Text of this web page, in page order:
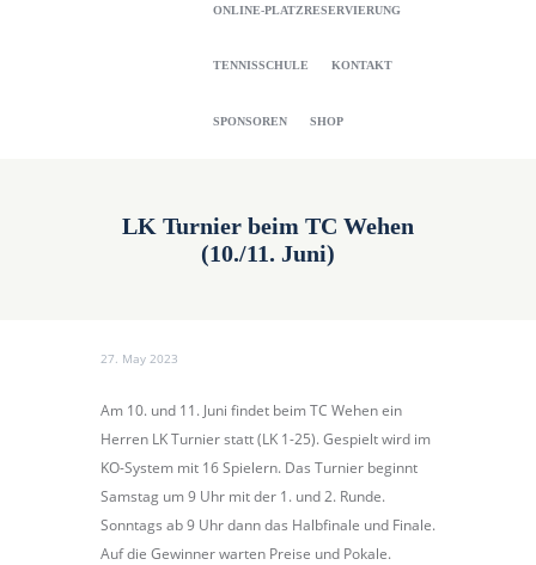
ONLINE-PLATZRESERVIERUNG
TENNISSCHULE KONTAKT
SPONSOREN SHOP
LK Turnier beim TC Wehen
(10./11. Juni)
27. May 2023
Am 10. und 11. Juni findet beim TC Wehen ein
Herren LK Turnier statt (LK 1-25). Gespielt wird im
KO-System mit 16 Spielern. Das Turnier beginnt
Samstag um 9 Uhr mit der 1. und 2. Runde.
Sonntags ab 9 Uhr dann das Halbfinale und Finale.
Auf die Gewinner warten Preise und Pokale.